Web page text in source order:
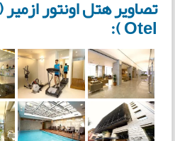
Otel ):